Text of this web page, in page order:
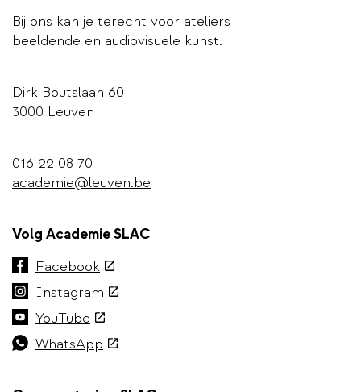
Bij ons kan je terecht voor ateliers
beeldende en audiovisuele kunst.
Dirk Boutslaan 60
3000 Leuven
016 22 08 70
academie@leuven.be
Volg Academie SLAC
Facebook(externe
link)
Instagram (externe
link)
YouTube (externe
link)
WhatsApp (externe